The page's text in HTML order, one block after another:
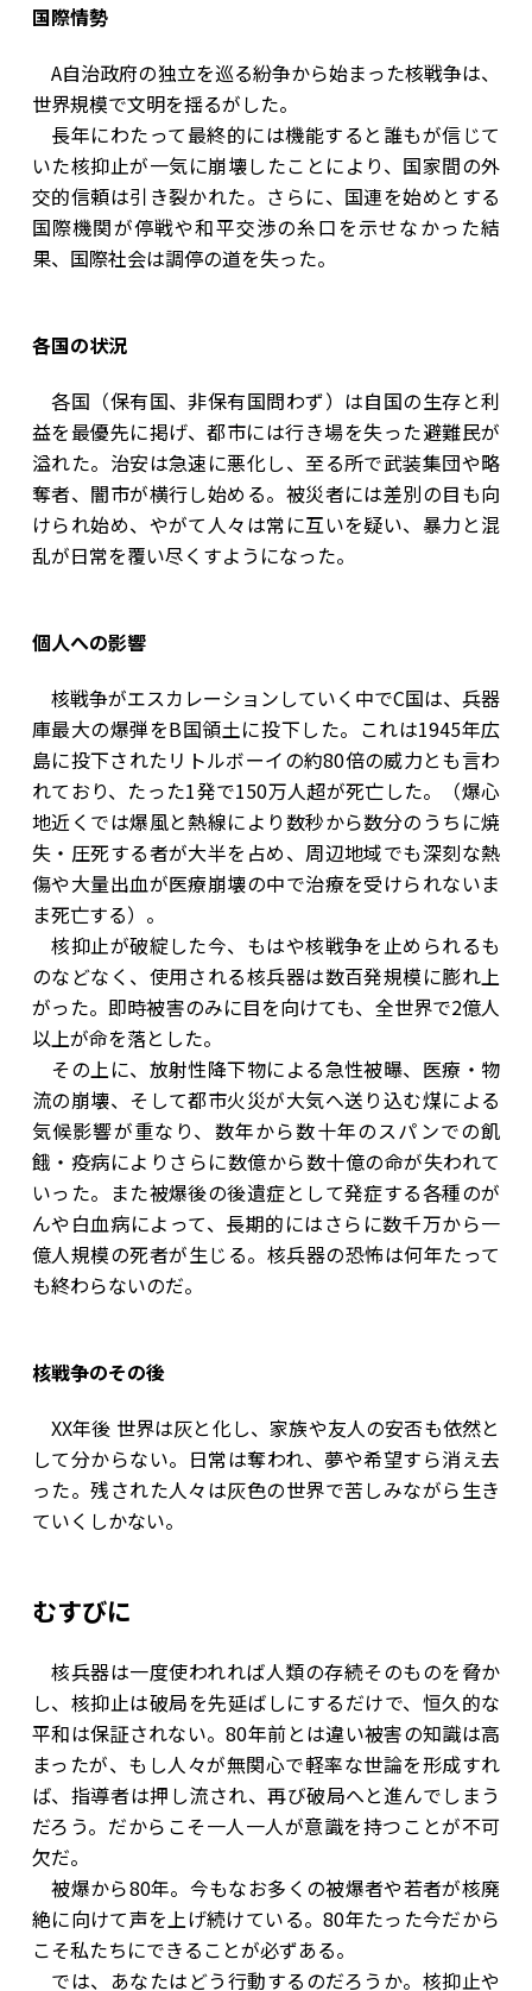
国際情勢
A自治政府の独立を巡る紛争から始まった核戦争は、
世界規模で文明を揺るがした。
長年にわたって最終的には機能すると誰もが信じて
いた核抑止が一気に崩壊したことにより、国家間の外
交的信頼は引き裂かれた。さらに、国連を始めとする
国際機関が停戦や和平交渉の糸口を示せなかった結
果、国際社会は調停の道を失った。
各国の状況
各国（保有国、非保有国問わず）は自国の生存と利
益を最優先に掲げ、都市には行き場を失った避難民が
溢れた。治安は急速に悪化し、至る所で武装集団や略
奪者、闇市が横行し始める。被災者には差別の目も向
けられ始め、やがて人々は常に互いを疑い、暴力と混
乱が日常を覆い尽くすようになった。
個人への影響
核戦争がエスカレーションしていく中でC国は、兵器
庫最大の爆弾をB国領土に投下した。これは1945年広
島に投下されたリトルボーイの約80倍の威力とも言わ
れており、たった1発で150万人超が死亡した。（爆心
地近くでは爆風と熱線により数秒から数分のうちに焼
失・圧死する者が大半を占め、周辺地域でも深刻な熱
傷や大量出血が医療崩壊の中で治療を受けられないま
ま死亡する）。
核抑止が破綻した今、もはや核戦争を止められるも
のなどなく、使用される核兵器は数百発規模に膨れ上
がった。即時被害のみに目を向けても、全世界で2億人
以上が命を落とした。
その上に、放射性降下物による急性被曝、医療・物
流の崩壊、そして都市火災が大気へ送り込む煤による
気候影響が重なり、数年から数十年のスパンでの飢
餓・疫病によりさらに数億から数十億の命が失われて
いった。また被爆後の後遺症として発症する各種のが
んや白血病によって、長期的にはさらに数千万から一
億人規模の死者が生じる。核兵器の恐怖は何年たって
も終わらないのだ。
核戦争のその後
XX年後 世界は灰と化し、家族や友人の安否も依然と
して分からない。日常は奪われ、夢や希望すら消え去
った。残された人々は灰色の世界で苦しみながら生き
ていくしかない。
むすびに
核兵器は一度使われれば人類の存続そのものを脅か
し、核抑止は破局を先延ばしにするだけで、恒久的な
平和は保証されない。80年前とは違い被害の知識は高
まったが、もし人々が無関心で軽率な世論を形成すれ
ば、指導者は押し流され、再び破局へと進んでしまう
だろう。だからこそ一人一人が意識を持つことが不可
欠だ。
被爆から80年。今もなお多くの被爆者や若者が核廃
絶に向けて声を上げ続けている。80年たった今だから
こそ私たちにできることが必ずある。
では、あなたはどう行動するのだろうか。核抑止や